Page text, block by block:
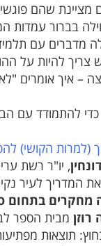
מציינת שהם
בברור עמדות
מדברים עם
להיות על
– איך אומרים
להתמודד עם
(למרות הקושי)
, יו"ר רשת
המדריך לעיר
מחקרים בתחום
מבית הספר
תוצאות